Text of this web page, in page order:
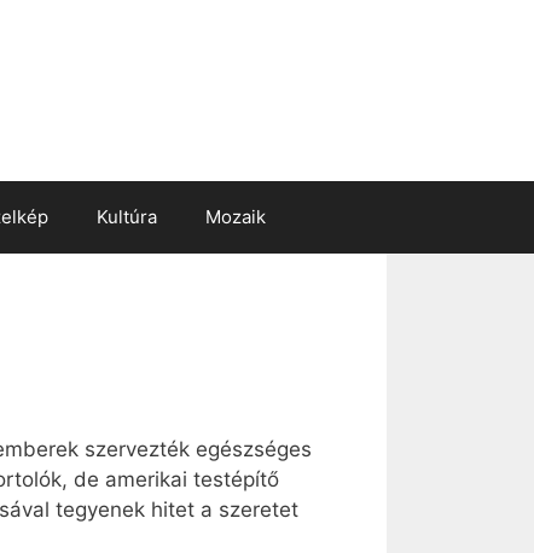
Kultúra Mozaik
szervezték egészséges
de amerikai testépítő
tegyenek hitet a szeretet